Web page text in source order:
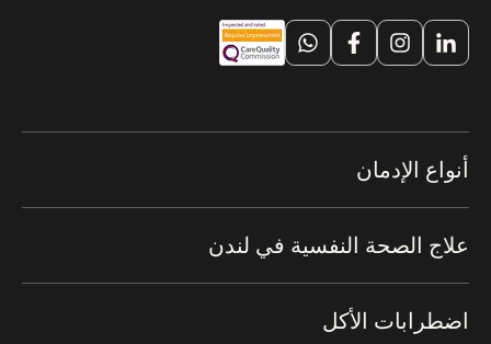
أنواع الإدمان
علاج الصحة النفسية في لندن
اضطرابات الأكل